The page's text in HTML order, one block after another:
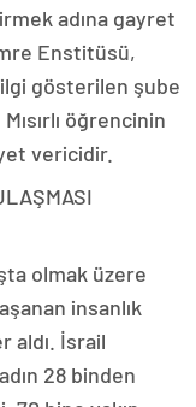
adına gayret
Enstitüsü,
gösterilen şube
öğrencinin
vericidir.
olmak üzere
insanlık
aldı. İsrail
28 binden